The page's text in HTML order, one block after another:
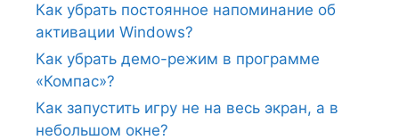
Как убрать постоянное напоминание об
активации Windows?
Как убрать демо-режим в программе
«Компас»?
Как запустить игру не на весь экран, а в
небольшом окне?